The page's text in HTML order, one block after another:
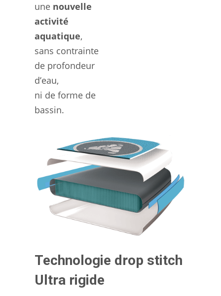
une nouvelle
activité
aquatique,
sans contrainte
de profondeur
d’eau,
ni de forme de
bassin.
Technologie drop stitch
Ultra rigide